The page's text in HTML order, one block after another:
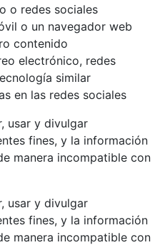
o redes sociales
o un navegador web
contenido
electrónico, redes
similar
en las redes sociales
usar y divulgar
fines, y la información
manera incompatible con
usar y divulgar
fines, y la información
manera incompatible con